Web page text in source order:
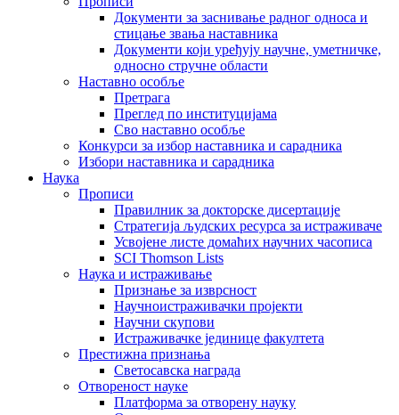
Документи за заснивање радног односа и
стицање звања наставника
Документи који уређују научне, уметничке,
односно стручне области
Наставно особље
Претрага
Преглед по институцијама
Сво наставно особље
Конкурси за избор наставника и сарадника
Избори наставника и сарадника
Наука
Прописи
Правилник за докторске дисертације
Стратегија људских ресурса за истраживаче
Усвојене листе домаћих научних часописа
SCI Thomson Lists
Наука и истраживање
Признање за изврсност
Научноистраживачки пројекти
Научни скупови
Истраживачке јединице факултета
Престижна признања
Светосавска награда
Отвореност науке
Платформа за отворену науку